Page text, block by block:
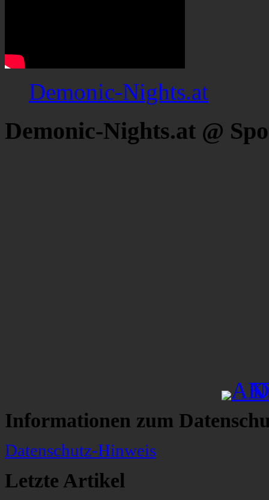
Demonic-Nights.at
Demonic-Nights.at @
Informationen zum
Datenschutz-Hinweis
Letzte Artikel